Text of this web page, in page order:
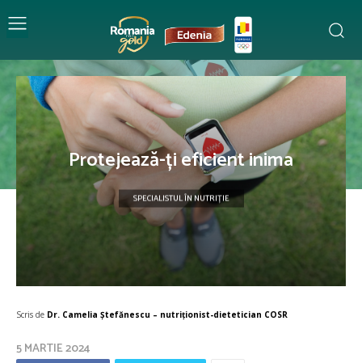
Protejează-ți eficient inima
SPECIALISTUL ÎN NUTRIȚIE
Scris de Dr. Camelia Ștefănescu – nutriţionist-dietetician COSR
5 MARTIE 2024